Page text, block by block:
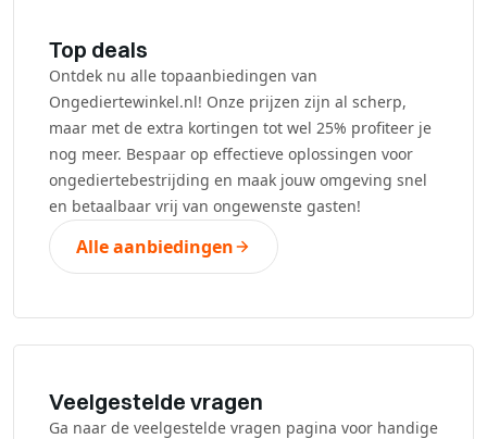
Top deals
Ontdek nu alle topaanbiedingen van
Ongediertewinkel.nl! Onze prijzen zijn al scherp,
maar met de extra kortingen tot wel 25% profiteer je
nog meer. Bespaar op effectieve oplossingen voor
ongediertebestrijding en maak jouw omgeving snel
en betaalbaar vrij van ongewenste gasten!
Alle aanbiedingen
Veelgestelde vragen
Ga naar de veelgestelde vragen pagina voor handige